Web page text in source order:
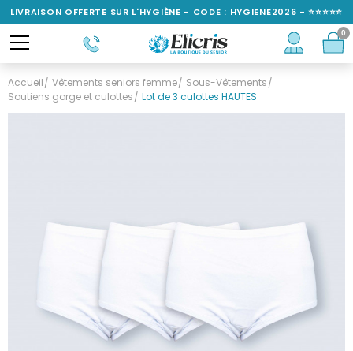
Accueil Vêtements seniors femme
Sous-Vêtements
Soutiens gorge et culottes
Lot de 3 culottes HAUTES
LIVRAISON OFFERTE SUR L'HYGIÈNE - CODE : HYGIENE2026 - ⭐⭐⭐⭐⭐
NOTÉ 4,6/5
0